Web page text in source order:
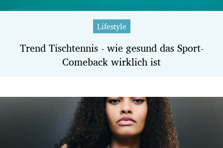
Lifestyle
Trend Tischtennis - wie gesund das Sport-
Comeback wirklich ist